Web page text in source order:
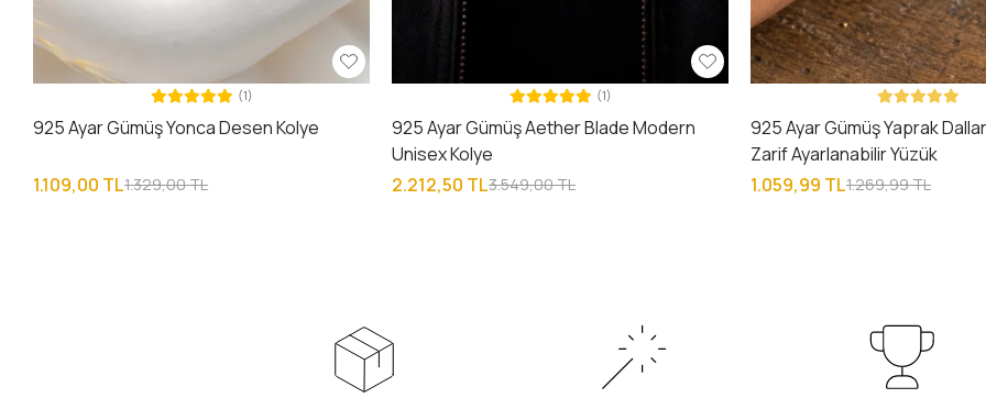
(1)
925 Ayar Gümüş Yonca Desen Kolye
1.109,00 TL1.329,00 TL
(1)
925 Ayar Gümüş Aether Blade Modern
Unisex Kolye
2.212,50 TL3.549,00 TL
925 Ayar Gümüş Yaprak
Zarif Ayarlanabilir Yüzük
1.059,99 TL1.269,99 TL